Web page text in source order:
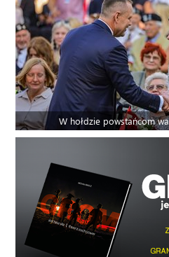
W hołdzie powstańcom